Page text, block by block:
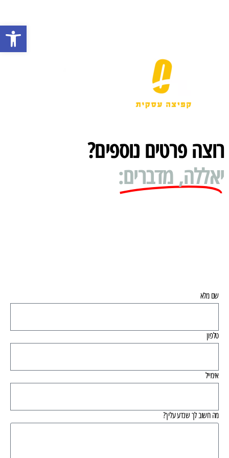
רוצה פרטים נוספים?
יאללה, מדברים:
שם מלא
טלפון
אימייל
מה חשוב לך שנדע עליך?